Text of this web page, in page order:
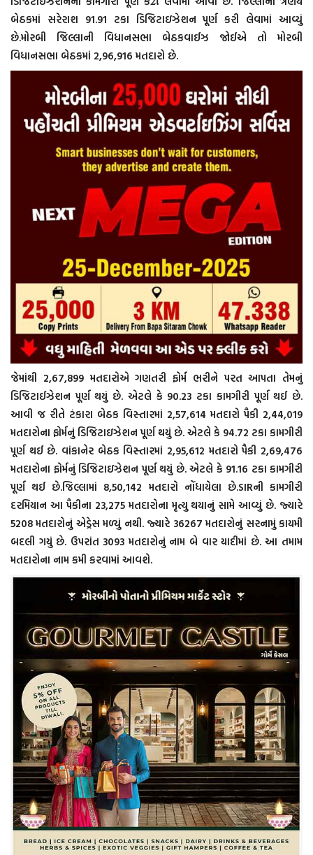
બેઠકમાં સરેરાશ 91.91 ટકા ડિજિટાઇઝેશન પૂર્ણ કરી લેવામાં આવ્યું
છે.મોરબી જિલ્લાની વિધાનસભા બેઠકવાઈઝ જોઈએ તો મોરબી
વિધાનસભા બેઠકમાં 2,96,916 મતદારો છે.
જેમાંથી 2,67,899 મતદારોએ ગણતરી ફોર્મ ભરીને પરત આપતા તેમનું
ડિજિટાઈઝેશન પૂર્ણ થયું છે. એટલે કે 90.23 ટકા કામગીરી પૂર્ણ થઈ છે.
આવી જ રીતે ટંકારા બેઠક વિસ્તારમાં 2,57,614 મતદારો પૈકી 2,44,019
મતદારોના ફોર્મનું ડિજિટાઇઝેશન પૂર્ણ થયું છે. એટલે કે 94.72 ટકા કામગીરી
પૂર્ણ થઈ છે. વાંકાનેર બેઠક વિસ્તારમાં 2,95,612 મતદારો પૈકી 2,69,476
મતદારોના ફોર્મનું ડિજિટાઇઝેશન પૂર્ણ થયું છે. એટલે કે 91.16 ટકા કામગીરી
પૂર્ણ થઈ છે.જિલ્લામાં 8,50,142 મતદારો નોંધાયેલા છે.SIRની કામગીરી
દરમિયાન આ પૈકીના 23,275 મતદારોના મૃત્યુ થયાનું સામે આવ્યું છે. જ્યારે
5208 મતદારોનું એડ્રેસ મળ્યું નથી. જ્યારે 36267 મતદારોનું સરનામું કાયમી
બદલી ગયું છે. ઉપરાંત 3093 મતદારોનું નામ બે વાર યાદીમાં છે. આ તમામ
મતદારોના નામ કમી કરવામાં આવશે.